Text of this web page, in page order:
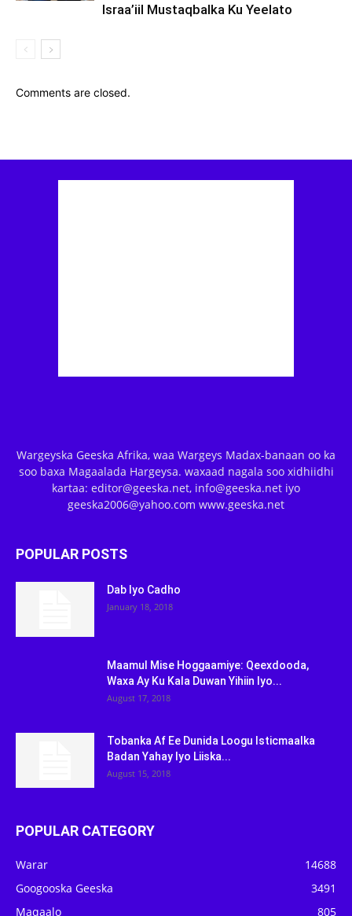
Israa’iil Mustaqbalka Ku Yeelato
Comments are closed.
Wargeyska Geeska Afrika, waa Wargeys Madax-banaan oo ka
soo baxa Magaalada Hargeysa. waxaad nagala soo xidhiidhi
kartaa: editor@geeska.net, info@geeska.net iyo
geeska2006@yahoo.com www.geeska.net
POPULAR POSTS
Dab Iyo Cadho
January 18, 2018
Maamul Mise Hoggaamiye: Qeexdooda,
Waxa Ay Ku Kala Duwan Yihiin Iyo...
August 17, 2018
Tobanka Af Ee Dunida Loogu Isticmaalka
Badan Yahay Iyo Liiska...
August 15, 2018
POPULAR CATEGORY
Warar
14688
Googooska Geeska
3491
Maqaalo
805